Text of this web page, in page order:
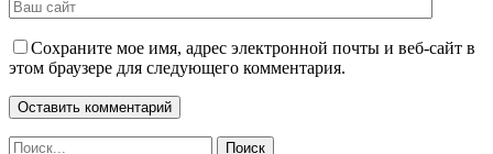
Сохраните мое имя, адрес электронной почты и веб-сайт в
этом браузере для следующего комментария.